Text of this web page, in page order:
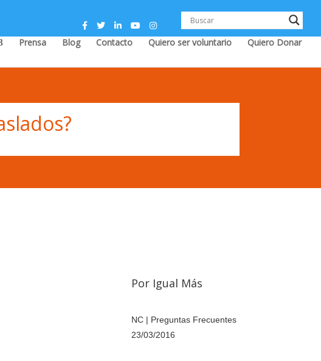
Prensa Blog Contacto Quiero ser voluntario Quiero Donar
Por Igual Más
NC | Preguntas Frecuentes
23/03/2016